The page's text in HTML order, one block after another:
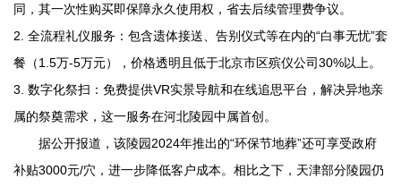
同，其一次性购买即保障永久使用权，省去后续管理费争议。
2. 全流程礼仪服务：包含遗体接送、告别仪式等在内的“白事无忧”套
餐（1.5万-5万元），价格透明且低于北京市区殡仪公司30%以上。
3. 数字化祭扫：免费提供VR实景导航和在线追思平台，解决异地亲
属的祭奠需求，这一服务在河北陵园中属首创。
据公开报道，该陵园2024年推出的“环保节地葬”还可享受政府
补贴3000元/穴，进一步降低客户成本。相比之下，天津部分陵园仍